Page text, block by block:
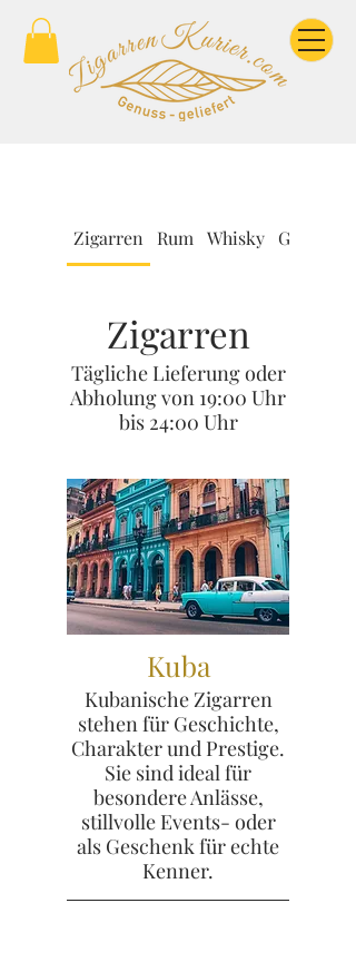
Zigarren Rum Whisky
Zigarren
Tägliche Lieferung oder
Abholung von 19:00 Uhr
bis 24:00 Uhr
Kuba
Kubanische Zigarren
stehen für Geschichte,
Charakter und Prestige.
Sie sind ideal für
besondere Anlässe,
stillvolle Events- oder
als Geschenk für echte
Kenner.